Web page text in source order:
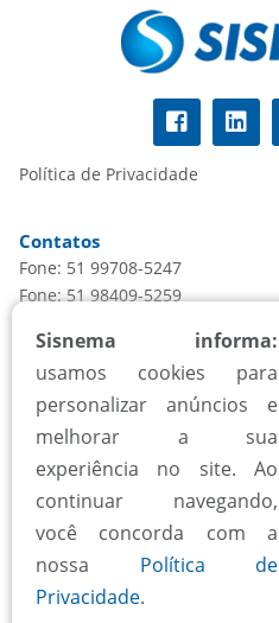
Política de Privacidade
Contatos
Fone: 51 99708-5247
Fone: 51 98409-5259
Segunda à sexta, das 8h às 18h
Aceitamos todos cartões
Sisnema informa:
usamos cookies para
personalizar anúncios e
melhorar a sua
experiência no site. Ao
continuar navegando,
você concorda com a
nossa Política de
Privacidade.